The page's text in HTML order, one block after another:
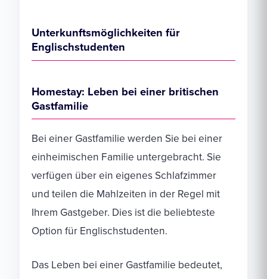
Unterkunftsmöglichkeiten für
Englischstudenten
Homestay: Leben bei einer britischen
Gastfamilie
Bei einer Gastfamilie werden Sie bei einer
einheimischen Familie untergebracht. Sie
verfügen über ein eigenes Schlafzimmer
und teilen die Mahlzeiten in der Regel mit
Ihrem Gastgeber. Dies ist die beliebteste
Option für Englischstudenten.
Das Leben bei einer Gastfamilie bedeutet,